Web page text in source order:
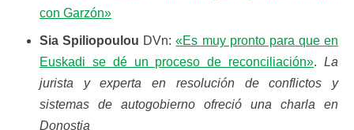
con Garzón»
Sia Spiliopoulou DVn:«Es muy pronto para que en
Euskadi se dé un proceso de reconciliación».La
jurista y experta en resolución de conflictos y
sistemas de autogobierno ofreció una charla en
Donostia